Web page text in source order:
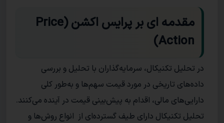
مقدمه ای بر پرایس اکشن (Price
Action)
در تحلیل تکنیکال، سرمایه‌گذاران با تحلیل و بررسی
داده‌های تاریخی در مورد قیمت سهم‌ها و به‌طور کلی
دارایی‌های مالی، اقدام به پیش‌بینی قیمت در آینده می‌کنند.
تحلیل تکنیکال دارای طیف گسترده‌ای از انواع روش‌ها و